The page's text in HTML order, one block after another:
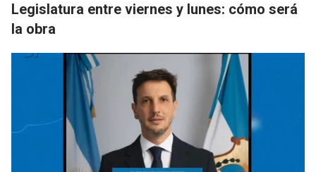
Legislatura entre viernes y lunes: cómo será
la obra